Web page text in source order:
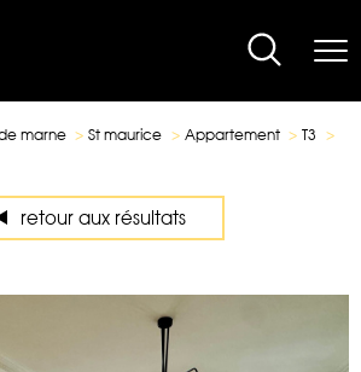
marne St maurice Appartement
T3
retour aux résultats